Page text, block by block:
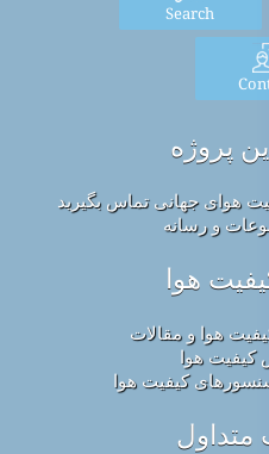
Search
پروژه
هوای جهانی تماس بگیرید
و رسانه
هوا
هوا و مقالات
کیفیت هوا
کیفیت هوا